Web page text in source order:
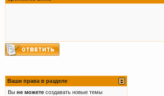
Ваши права в разделе
Вы не можете создавать новые темы